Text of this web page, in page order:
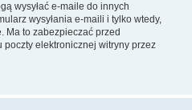
wysyłać e-maile do innych
wysyłania e-maili i tylko wtedy,
Ma to zabezpieczać przed
poczty elektronicznej witryny przez